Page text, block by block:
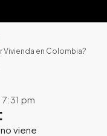
Vivienda en Colombia?
7:31 pm
viene